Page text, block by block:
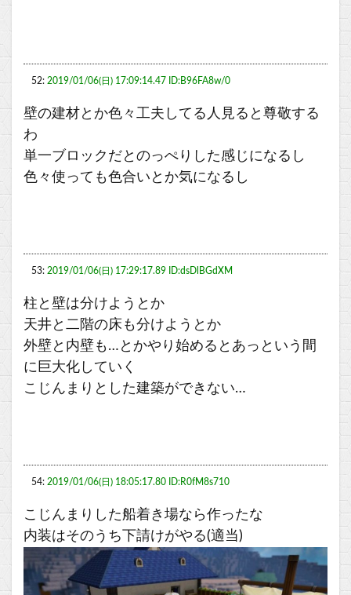
52: 2019/01/06(日) 17:09:14.47 ID:B96FA8w/0
壁の建材とか色々工夫してる人見ると尊敬する
わ
単一ブロックだとのっぺりした感じになるし
色々使っても色合いとか気になるし
53: 2019/01/06(日) 17:29:17.89 ID:dsDlBGdXM
柱と壁は分けようとか
天井と二階の床も分けようとか
外壁と内壁も…とかやり始めるとあっという間
に巨大化していく
こじんまりとした建築ができない…
54: 2019/01/06(日) 18:05:17.80 ID:R0fM8s710
こじんまりした船着き場なら作ったな
内装はそのうち下請けがやる(適当)